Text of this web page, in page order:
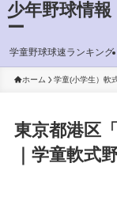
少年野球情
ー
学童野球球速ランキング
ホーム 学童(小学生）軟
東京都港区
｜学童軟式